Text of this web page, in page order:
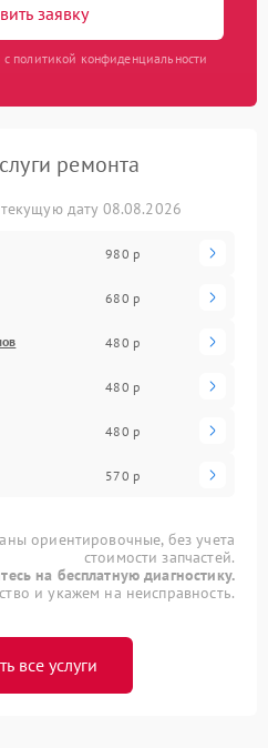
заявку
политикой конфиденциальности
ремонта
дату 08.08.2026
980 р
680 р
480 р
480 р
480 р
570 р
ориентировочные, без учета
стоимости запчастей.
на бесплатную диагностику.
и укажем на неисправность.
все услуги